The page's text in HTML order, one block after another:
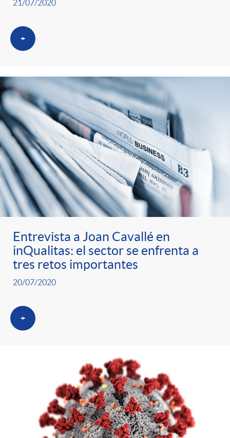
21/07/2020
+
Entrevista a Joan Cavallé en
inQualitas: el sector se enfrenta a
tres retos importantes
20/07/2020
+